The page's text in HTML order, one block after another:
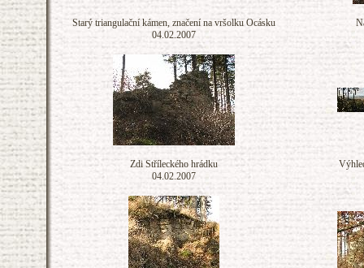
Starý triangulační kámen, značení na vršolku Ocásku
04.02.2007
Zdi Stříleckého hrádku
04.02.2007